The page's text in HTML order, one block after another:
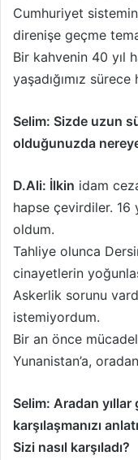
Cumhuriyet
direnişe geçme
Bir kahvenin 40 yıl
yaşadığımız sürece
Selim: Sizde uzun
olduğunuzda
D.Ali: İlkin idam
hapse çevirdiler. 16
oldum.
Tahliye olunca
cinayetlerin
Askerlik sorunu
istemiyordum.
Bir an önce
Yunanistan’a,
Selim: Aradan
karşılaşmanızı
Sizi nasıl karşıladı?